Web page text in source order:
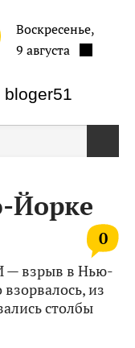
bloger51
Воскресенье,
9 августа
Йорке
0
— взрыв в Нью-
из
столбы